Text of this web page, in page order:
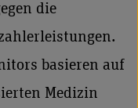
die
basieren auf
Medizin